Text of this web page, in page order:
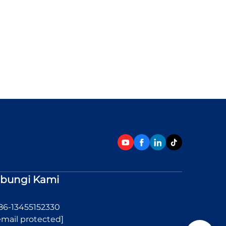
Kami
13455152330
protected]